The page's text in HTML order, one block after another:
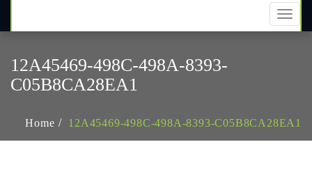
12A45469-498C-498A-8393-
C05B8CA28EA1
Home 12A45469-498C-498A-8393-C05B8CA28EA1